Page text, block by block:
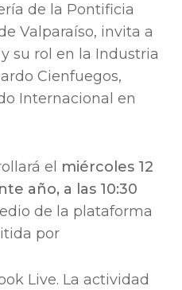
de la Pontificia
Valparaíso, invita a
su rol en la Industria
Cienfuegos,
Internacional en
el miércoles 12
año, a las 10:30
de la plataforma
por
Live. La actividad